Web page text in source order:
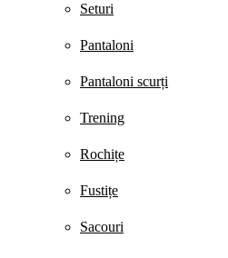
Seturi
Pantaloni
Pantaloni scurți
Trening
Rochițe
Fustițe
Sacouri